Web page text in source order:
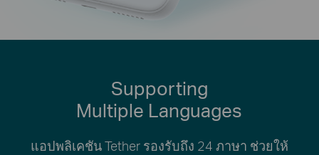
Supporting
Multiple Languages
แอปพลิเคชัน Tether รองรับถึง 24 ภาษา ช่วยให้